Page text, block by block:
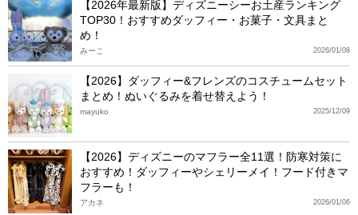
【2026年最新版】ディズニーシーお土産ランキング
TOP30！おすすめダッフィー・お菓子・文具まと
め！
2026/01/08
みーこ
【2026】ダッフィー&フレンズのコスチュームセット
まとめ！ぬいぐるみを着せ替えよう！
2025/12/09
mayuko
【2026】ディズニーのマフラー全11選！防寒対策に
おすすめ！ダッフィーやシェリーメイ！フード付きマ
フラーも！
2026/01/06
アカネ